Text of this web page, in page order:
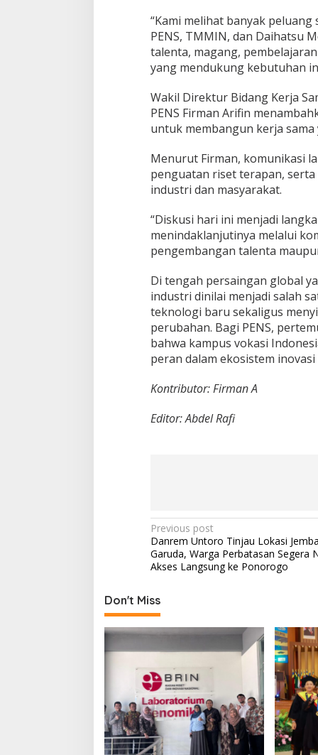
“Kami melihat banyak
PENS, TMMIN, dan Daihatsu
talenta, magang,
yang mendukung kebutuhan
Wakil Direktur Bidang Kerja
PENS Firman Arifin
untuk membangun kerja
Menurut Firman, komunikasi
penguatan riset terapan,
industri dan masyarakat.
“Diskusi hari ini menjadi
menindaklanjutinya melalui
pengembangan talenta
Di tengah persaingan global
industri dinilai menjadi salah
teknologi baru sekaligus
perubahan. Bagi PENS,
bahwa kampus vokasi
peran dalam ekosistem
Kontributor: Firman A
Editor: Abdel Rafi
P
o
s
n
a
v
i
g
a
t
Previous post
Danrem Untoro Tinjau Lokasi
Garuda, Warga Perbatasan Segera
Akses Langsung ke Ponorogo
Don't Miss